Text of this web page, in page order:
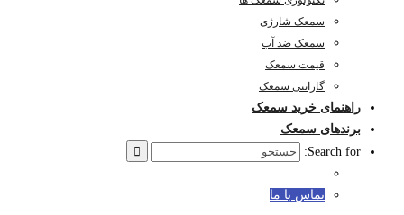
سمعک شارژی
سمعک ضد آب
قیمت سمعک
گارانتی سمعک
راهنمای خرید سمعک
برندهای سمعک
Search for:
تماس با ما